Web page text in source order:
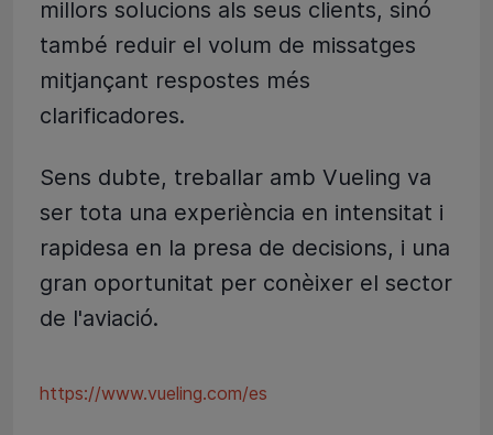
millors solucions als seus clients, sinó
també reduir el volum de missatges
mitjançant respostes més
clarificadores.
Sens dubte, treballar amb Vueling va
ser tota una experiència en intensitat i
rapidesa en la presa de decisions, i una
gran oportunitat per conèixer el sector
de l'aviació.
https://www.vueling.com/es